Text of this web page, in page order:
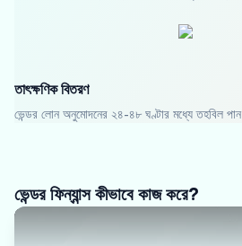
তাৎক্ষণিক বিতরণ
ভেন্ডর লোন অনুমোদনের ২৪-৪৮ ঘণ্টার মধ্যে তহবিল পান
ভেন্ডর ফিন্যান্স কীভাবে কাজ করে?